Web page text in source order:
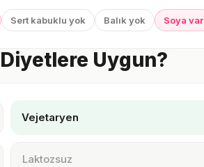
Sert kabuklu yok Balık yok Soya var
Uygun?
Vejetaryen
Laktozsuz